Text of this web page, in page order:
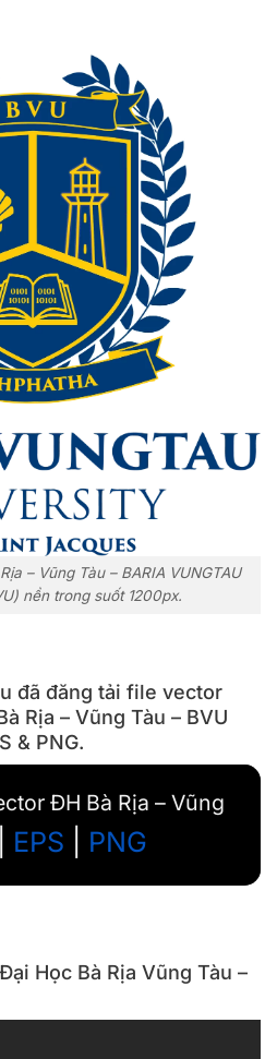
– Vũng Tàu – BARIA VUNGTAU
nền trong suốt 1200px.
đã đăng tải file vector
Rịa – Vũng Tàu – BVU
& PNG.
ĐH Bà Rịa – Vũng
EPS PNG
Học Bà Rịa Vũng Tàu –